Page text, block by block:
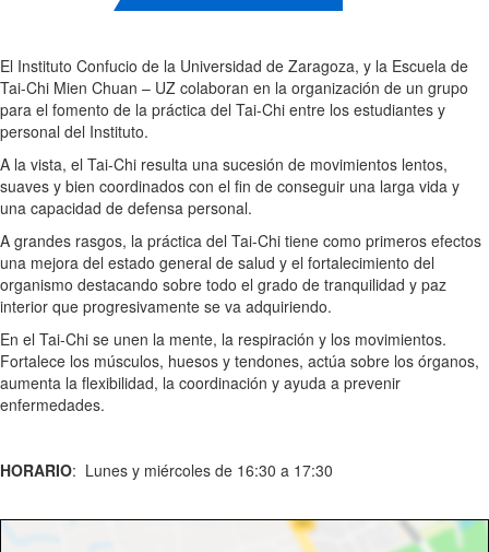
El Instituto Confucio de la Universidad de Zaragoza, y la Escuela de
Tai-Chi Mien Chuan – UZ colaboran en la organización de un grupo
para el fomento de la práctica del Tai-Chi entre los estudiantes y
personal del Instituto.
A la vista, el Tai-Chi resulta una sucesión de movimientos lentos,
suaves y bien coordinados con el fin de conseguir una larga vida y
una capacidad de defensa personal.
A grandes rasgos, la práctica del Tai-Chi tiene como primeros efectos
una mejora del estado general de salud y el fortalecimiento del
organismo destacando sobre todo el grado de tranquilidad y paz
interior que progresivamente se va adquiriendo.
En el Tai-Chi se unen la mente, la respiración y los movimientos.
Fortalece los músculos, huesos y tendones, actúa sobre los órganos,
aumenta la flexibilidad, la coordinación y ayuda a prevenir
enfermedades.
HORARIO: Lunes y miércoles de 16:30 a 17:30